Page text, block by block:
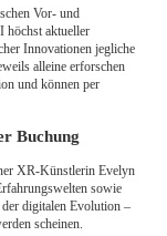
Vor- und
höchst aktueller
Innovationen jegliche
alleine erforschen
und können per
Buchung
XR-Künstlerin Evelyn
sowie
digitalen Evolution –
scheinen.